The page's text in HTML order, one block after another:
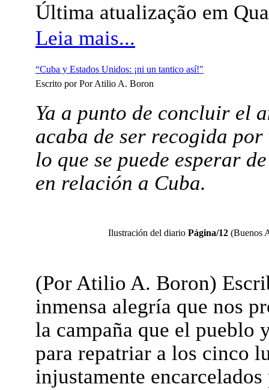
Última atualização em
Leia mais...
“Cuba y Estados Unidos: ¡ni un tantico así!"
Escrito por Por Atilio A. Boron
Ya a punto de concluir el
acaba de ser recogida
lo que se puede esperar
en relación a Cuba.
Ilustración del diario Página/12 (Buenos
(Por Atilio A. Boron)
inmensa alegría que nos
la campaña que el pueblo
para repatriar a los cinco
injustamente